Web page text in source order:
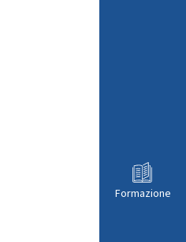
Formazione